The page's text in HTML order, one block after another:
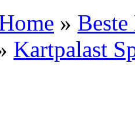
»
Kartpalast